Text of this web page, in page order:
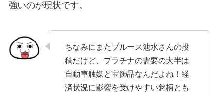
強いのが現状です。
ちなみにまたブルース池水さんの投
稿だけど、プラチナの需要の大半は
自動車触媒と宝飾品なんだよね！経
済状況に影響を受けやすい銘柄とも